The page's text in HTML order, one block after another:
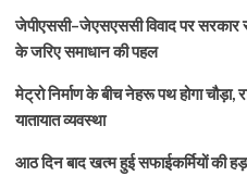
जेपीएससी–जेएसएससी विवाद पर सरकार
के जरिए समाधान की पहल
मेट्रो निर्माण के बीच नेहरू पथ होगा चौड़ा,
यातायात व्यवस्था
आठ दिन बाद खत्म हुई सफाईकर्मियों की